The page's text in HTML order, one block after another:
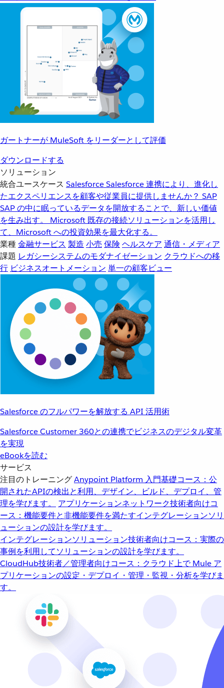
ガートナーが MuleSoft をリーダーとして評価
ダウンロードする
ソリューション
統合ユースケース SalesforceSalesforce 連携により、進化し
たエクスペリエンスを顧客や従業員に提供しませんか？ SAP
SAP の中に眠っているデータを開放することで、新しい価値
を生み出す。
Microsoft 既存の接続ソリューションを活用し
て、Microsoft への投資効果を最大化する。
業種金融サービス 製造 小売 保険 ヘルスケア 通信・メディア
課題 レガシーシステムのモダナイゼーション クラウドへの移
行 ビジネスオートメーション 単一の顧客ビュー
Salesforce のフルパワーを解放する API 活用術
Salesforce Customer 360との連携でビジネスのデジタル変革
を実現
eBookを読む
サービス
注目のトレーニングAnypoint Platform 入門基礎コース：公
開されたAPIの検出と利用、デザイン、ビルド、デプロイ、管
理を学びます。
アプリケーションネットワーク技術者向けコ
ース：機能要件と非機能要件を満たすインテグレーションソリ
ューションの設計を学びます。
インテグレーションソリューション技術者向けコース：実際の
事例を利用してソリューションの設計を学びます。
CloudHub技術者／管理者向けコース：クラウド上で Mule ア
プリケーションの設定・デプロイ・管理・監視・分析を学びま
す。